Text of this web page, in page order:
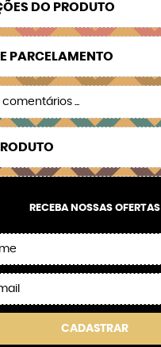
DO PRODUTO
PARCELAMENTO
...
RECEBA NOSSAS OFERTAS
CADASTRAR